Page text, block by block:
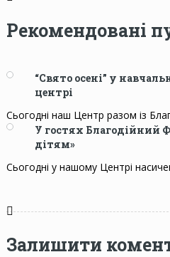
Рекомендовані
“Свято осені” у
центрі
Сьогодні наш Центр разом із
У гостях Благодійний
дітям»
Сьогодні у нашому Центрі
Залишити